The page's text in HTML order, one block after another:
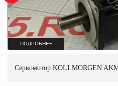
ПОДРОБНЕЕ
Сервомотор KOLLMORGEN